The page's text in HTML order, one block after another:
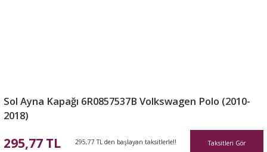
Sol Ayna Kapağı 6R0857537B Volkswagen Polo (2010-
2018)
295,77 TL 295,77 TL den başlayan taksitlerle!! Taksitleri Gör